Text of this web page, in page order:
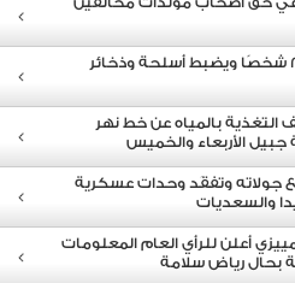
الجيش يوقف 20 شخصًا ويضبط أسلحة وذخائر
التغذية بالمياه عن خط نهر
جبيل الأربعاء والخميس
جولاته وتفقَد وحدات عسكرية
والسعديات
أعلن للرأي العام المعلومات
بحال رياض سلامة